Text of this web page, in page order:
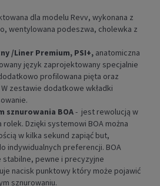
dla modelu Revv, wykonana z
wentylowana podeszwa, cholewka z
/Liner Premium, PSI+, anatomiczna
język zaprojektowany specjalnie
profilowana pięta oraz
zestawie dodatkowe wkładki
sznurowania BOA- jest rewolucją w
Dzięki systemowi BOA można
w kilka sekund zapiąć but,
indywidualnych preferencji. BOA
stabilne, pewne i precyzyjne
nacisk punktowy który może pojawić
sznurowaniu.